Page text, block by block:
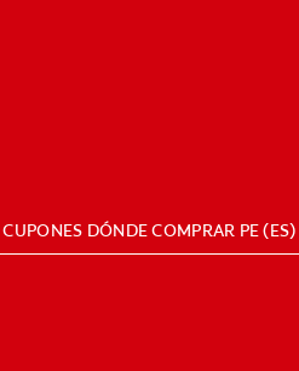
CUPONES DÓNDE COMPRAR PE (ES)